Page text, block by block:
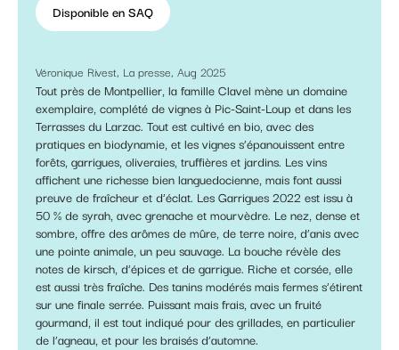
Disponible en SAQ
Véronique Rivest, La presse, Aug 2025
Tout près de Montpellier, la famille Clavel mène un domaine
exemplaire, complété de vignes à Pic-Saint-Loup et dans les
Terrasses du Larzac. Tout est cultivé en bio, avec des
pratiques en biodynamie, et les vignes s’épanouissent entre
forêts, garrigues, oliveraies, truffières et jardins. Les vins
affichent une richesse bien languedocienne, mais font aussi
preuve de fraîcheur et d’éclat. Les Garrigues 2022 est issu à
50 % de syrah, avec grenache et mourvèdre. Le nez, dense et
sombre, offre des arômes de mûre, de terre noire, d’anis avec
une pointe animale, un peu sauvage. La bouche révèle des
notes de kirsch, d’épices et de garrigue. Riche et corsée, elle
est aussi très fraîche. Des tanins modérés mais fermes s’étirent
sur une finale serrée. Puissant mais frais, avec un fruité
gourmand, il est tout indiqué pour des grillades, en particulier
de l’agneau, et pour les braisés d’automne.